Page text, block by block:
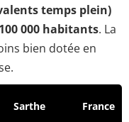
temps plein)
000 habitants. La
bien dotée en
Sarthe France